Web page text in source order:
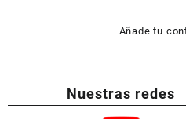
Añade tu
Nuestras redes